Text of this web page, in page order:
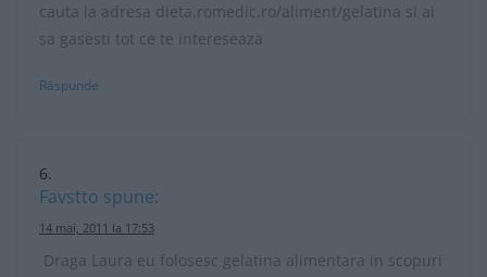
cauta la adresa dieta.romedic.ro/aliment/gelatina si ai
sa gasesti tot ce te intereseaza
Răspunde
Favstto spune:
14 mai, 2011 la 17:53
Draga Laura eu folosesc gelatina alimentara in scopuri